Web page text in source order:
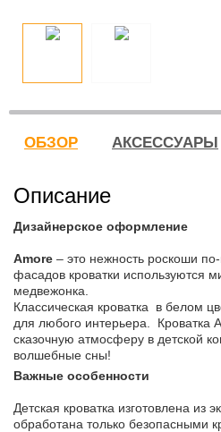
ОБЗОР АКСЕССУАРЫ
Описание
Дизайнерское оформление
Amore – это нежность роскоши
фасадов кроватки используются
медвежонка.
Классическая кроватка в белом
для любого интерьера. Кроватка
сказочную атмосферу в детской
волшебные сны!
Важные особенности
Детская кроватка изготовлена из
обработана только безопасными